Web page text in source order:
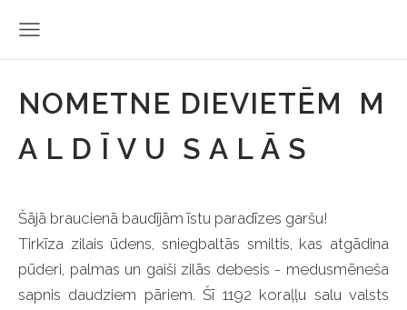
NOMETNE DIEVIETĒM M
A L D Ī V U S A L Ā S
Šājā braucienā baudījām īstu paradīzes garšu!
Tirkīza zilais ūdens, sniegbaltās smiltis, kas atgādina
pūderi, palmas un gaiši zilās debesis - medusmēneša
sapnis daudziem pāriem. Šī 1192 koraļļu salu valsts